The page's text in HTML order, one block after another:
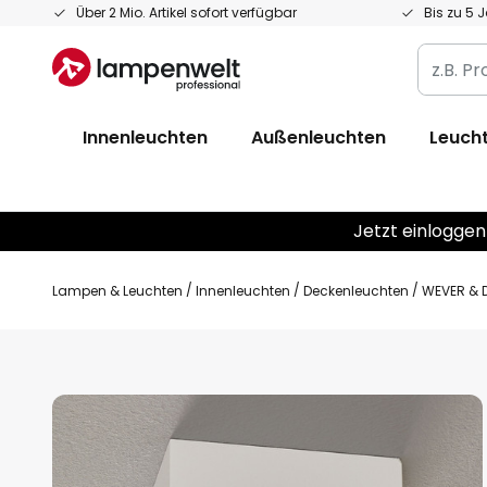
Über 2 Mio. Artikel sofort verfügbar Bis zu 5
Zum
springen
z.B.
Produkt,
EAN
Innenleuchten Außenleuchten
Jetzt
Lampen & Leuchten Innenleuchten Deckenleuchten WEVER &
Zum
Ende
der